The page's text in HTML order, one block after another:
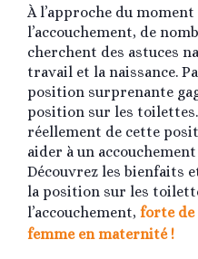
À l’approche du
l’accouchement, de
cherchent des astuces
travail et la naissance.
position surprenante
position sur les toilettes.
réellement de cette
aider à un
Découvrez les bienfaits
la position sur les
l’accouchement, forte de
femme en maternité !